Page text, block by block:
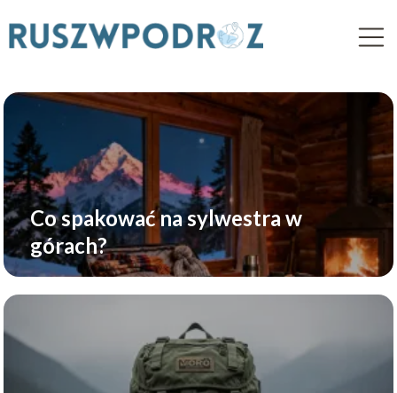
Co spakować na sylwestra w
górach?